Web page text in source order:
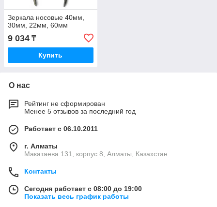
Зеркала носовые 40мм,
30мм, 22мм, 60мм
9 034 ₸
Купить
О нас
Рейтинг не сформирован
Менее 5 отзывов за последний год
Работает с 06.10.2011
г. Алматы
Макатаева 131, корпус 8, Алматы, Казахстан
Контакты
Сегодня работает с 08:00 до 19:00
Показать весь график работы